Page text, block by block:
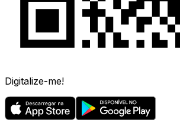
Digitalize-me!